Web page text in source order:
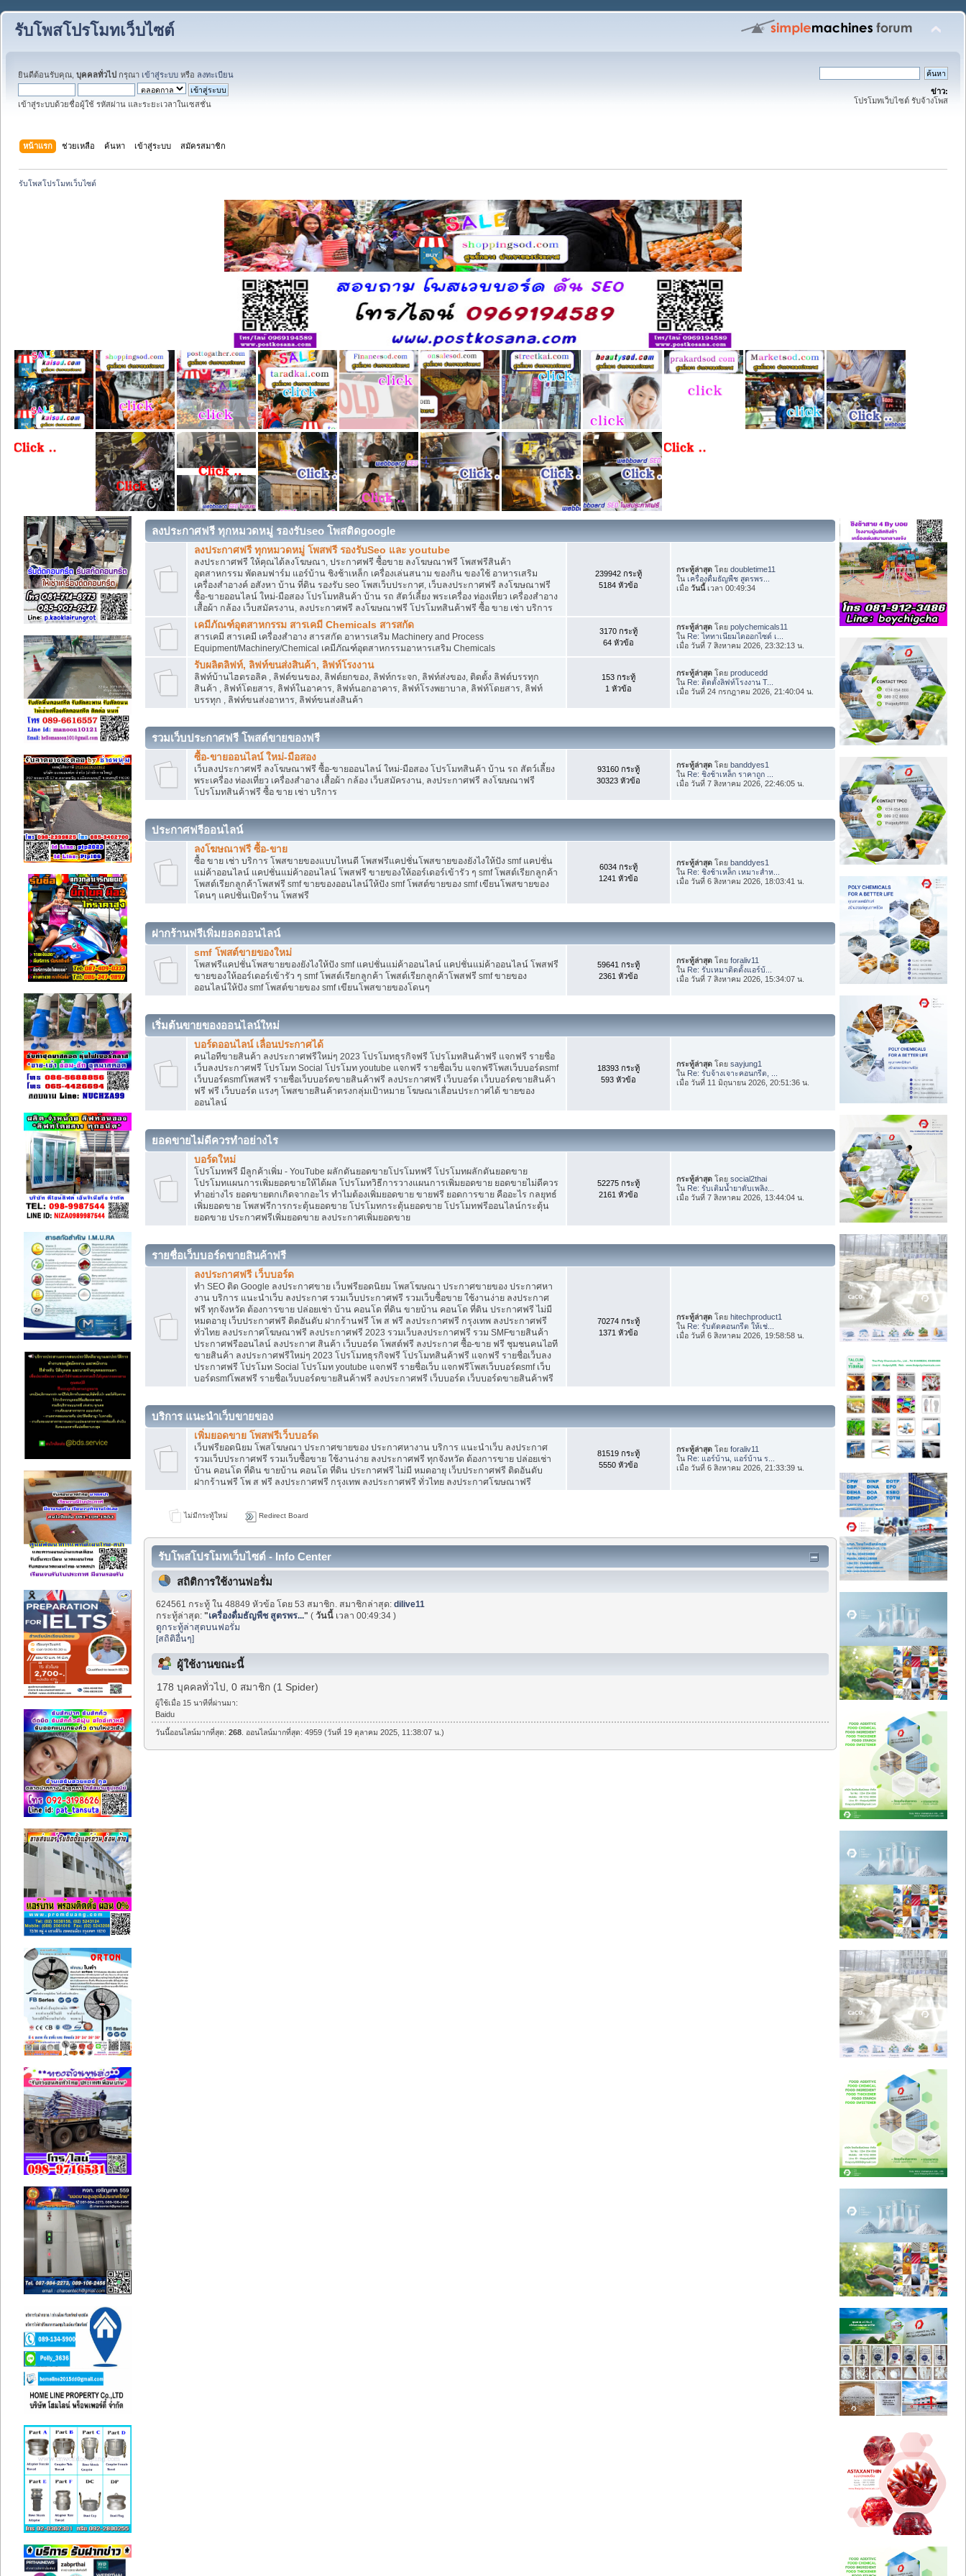
รับโพสโปรโมทเว็บไซต์
ยินดีต้อนรับคุณ, บุคคลทั่วไป กรุณา เข้าสู่ระบบ หรือ ลงทะเบียน
เข้าสู่ระบบด้วยชื่อผู้ใช้ รหัสผ่าน และระยะเวลาในเซสชั่น
ข่าว:
โปรโมทเว็บไซต์ รับจ้างโพส
หน้าแรก ช่วยเหลือ ค้นหา เข้าสู่ระบบ สมัครสมาชิก
รับโพสโปรโมทเว็บไซต์
ลงประกาศฟรี ทุกหมวดหมู่ รองรับseo โพสติดgoogle
ลงประกาศฟรี ทุกหมวดหมู่ โพสฟรี รองรับSeo และ youtube
ลงประกาศฟรี ให้คุณได้ลงโฆษณา, ประกาศฟรี ซื้อขาย ลงโฆษณาฟรี โพสฟรีสินค้า
อุตสาหกรรม พัดลมฟาร์ม แอร์บ้าน ชิงช้าเหล็ก เครื่องเล่นสนาม ของกิน ของใช้ อาหารเสริม
เครื่องสำอางค์ อสังหา บ้าน ที่ดิน รองรับ seo โพสเว็บประกาศ, เว็บลงประกาศฟรี ลงโฆษณาฟรี
ซื้อ-ขายออนไลน์ ใหม่-มือสอง โปรโมทสินค้า บ้าน รถ สัตว์เลี้ยง พระเครื่อง ท่องเที่ยว เครื่องสำอาง
เสื้อผ้า กล้อง เว็บสมัครงาน, ลงประกาศฟรี ลงโฆษณาฟรี โปรโมทสินค้าฟรี ซื้อ ขาย เช่า บริการ
239942 กระทู้
5184 หัวข้อ
กระทู้ล่าสุด โดยdoubletime11
ในเครื่องดื่มธัญพืช สูตรพร...
เมื่อวันนี้เวลา 00:49:34
เคมีภัณฑ์อุตสาหกรรม สารเคมี Chemicals สารสกัด
สารเคมี สารเคมี เครื่องสำอาง สารสกัด อาหารเสริม Machinery and Process
Equipment/Machinery/Chemical เคมีภัณฑ์อุตสาหกรรมอาหารเสริม Chemicals
3170 กระทู้
64 หัวข้อ
กระทู้ล่าสุด โดยpolychemicals11
ใน Re: ไททาเนียมไดออกไซด์ เ...
เมื่อ วันที่ 7 สิงหาคม 2026, 23:32:13 น.
รับผลิตลิฟท์, ลิฟท์ขนส่งสินค้า, ลิฟท์โรงงาน
ลิฟท์บ้านไฮดรอลิค , ลิฟต์ขนของ, ลิฟต์ยกของ, ลิฟท์กระจก, ลิฟท์ส่งของ, ติดตั้ง ลิฟต์บรรทุก
สินค้า , ลิฟท์โดยสาร, ลิฟท์ในอาคาร, ลิฟท์นอกอาคาร, ลิฟท์โรงพยาบาล, ลิฟท์โดยสาร, ลิฟท์
บรรทุก , ลิฟท์ขนส่งอาหาร, ลิฟท์ขนส่งสินค้า
153 กระทู้
1 หัวข้อ
กระทู้ล่าสุด โดยproducedd
ใน Re: ติดตั้งลิฟท์โรงงาน T...
เมื่อ วันที่ 24 กรกฎาคม 2026, 21:40:04 น.
รวมเว็บประกาศฟรี โพสต์ขายของฟรี
ซื้อ-ขายออนไลน์ ใหม่-มือสอง
เว็บลงประกาศฟรี ลงโฆษณาฟรี ซื้อ-ขายออนไลน์ ใหม่-มือสอง โปรโมทสินค้า บ้าน รถ สัตว์เลี้ยง
พระเครื่อง ท่องเที่ยว เครื่องสำอาง เสื้อผ้า กล้อง เว็บสมัครงาน, ลงประกาศฟรี ลงโฆษณาฟรี
โปรโมทสินค้าฟรี ซื้อ ขาย เช่า บริการ
93160 กระทู้
30323 หัวข้อ
กระทู้ล่าสุด โดยbanddyes1
ใน Re: ชิงช้าเหล็ก ราคาถูก ...
เมื่อ วันที่ 7 สิงหาคม 2026, 22:46:05 น.
ประกาศฟรีออนไลน์
ลงโฆษณาฟรี ซื้อ-ขาย
ซื้อ ขาย เช่า บริการ โพสขายของแบบไหนดี โพสฟรีแคปชั่นโพสขายของยังไงให้ปัง smf แคปชั่น
แม่ค้าออนไลน์ แคปชั่นแม่ค้าออนไลน์ โพสฟรี ขายของให้ออร์เดอร์เข้ารัว ๆ smf โพสต์เรียกลูกค้า
โพสต์เรียกลูกค้าโพสฟรี smf ขายของออนไลน์ให้ปัง smf โพสต์ขายของ smf เขียนโพสขายของ
โดนๆ แคปชั่นเปิดร้าน โพสฟรี
6034 กระทู้
1241 หัวข้อ
กระทู้ล่าสุด โดยbanddyes1
ใน Re: ชิงช้าเหล็ก เหมาะสำห...
เมื่อ วันที่ 6 สิงหาคม 2026, 18:03:41 น.
ฝากร้านฟรีเพิ่มยอดออนไลน์
smf โพสต์ขายของใหม่
โพสฟรีแคปชั่นโพสขายของยังไงให้ปัง smf แคปชั่นแม่ค้าออนไลน์ แคปชั่นแม่ค้าออนไลน์ โพสฟรี
ขายของให้ออร์เดอร์เข้ารัว ๆ smf โพสต์เรียกลูกค้า โพสต์เรียกลูกค้าโพสฟรี smf ขายของ
ออนไลน์ให้ปัง smf โพสต์ขายของ smf เขียนโพสขายของโดนๆ
59641 กระทู้
2361 หัวข้อ
กระทู้ล่าสุด โดยforaliv11
ใน Re: รับเหมาติดตั้งแอร์บ้...
เมื่อ วันที่ 7 สิงหาคม 2026, 15:34:07 น.
เริ่มต้นขายของออนไลน์ใหม่
บอร์ดออนไลน์ เลื่อนประกาศได้
คนไอทีขายสินค้า ลงประกาศฟรีใหม่ๆ 2023 โปรโมทธุรกิจฟรี โปรโมทสินค้าฟรี แจกฟรี รายชื่อ
เว็บลงประกาศฟรี โปรโมท Social โปรโมท youtube แจกฟรี รายชื่อเว็บ แจกฟรีโพสเว็บบอร์ดsmf
เว็บบอร์ดsmfโพสฟรี รายชื่อเว็บบอร์ดขายสินค้าฟรี ลงประกาศฟรี เว็บบอร์ด เว็บบอร์ดขายสินค้า
ฟรี ฟรี เว็บบอร์ด แรงๆ โพสขายสินค้าตรงกลุ่มเป้าหมาย โฆษณาเลื่อนประกาศได้ ขายของ
ออนไลน์
18393 กระทู้
593 หัวข้อ
กระทู้ล่าสุด โดยsayjung1
ใน Re: รับจ้างเจาะคอนกรีต, ...
เมื่อ วันที่ 11 มิถุนายน 2026, 20:51:36 น.
ยอดขายไม่ดีควรทำอย่างไร
บอร์ดใหม่
โปรโมทฟรี มีลูกค้าเพิ่ม - YouTube ผลักดันยอดขายโปรโมทฟรี โปรโมทผลักดันยอดขาย
โปรโมทแผนการเพิ่มยอดขายให้ได้ผล โปรโมทวิธีการวางแผนการเพิ่มยอดขาย ยอดขายไม่ดีควร
ทำอย่างไร ยอดขายตกเกิดจากอะไร ทำไมต้องเพิ่มยอดขาย ขายฟรี ยอดการขาย คืออะไร กลยุทธ์
เพิ่มยอดขาย โพสฟรีการกระตุ้นยอดขาย โปรโมทกระตุ้นยอดขาย โปรโมทฟรีออนไลน์กระตุ้น
ยอดขาย ประกาศฟรีเพิ่มยอดขาย ลงประกาศเพิ่มยอดขาย
52275 กระทู้
2161 หัวข้อ
กระทู้ล่าสุด โดยsocial2thai
ใน Re: รับเติมน้ำยาดับเพลิง...
เมื่อ วันที่ 7 สิงหาคม 2026, 13:44:04 น.
รายชื่อเว็บบอร์ดขายสินค้าฟรี
ลงประกาศฟรี เว็บบอร์ด
ทำ SEO ติด Google ลงประกาศขาย เว็บฟรียอดนิยม โพสโฆษณา ประกาศขายของ ประกาศหา
งาน บริการ แนะนำเว็บ ลงประกาศ รวมเว็บประกาศฟรี รวมเว็บซื้อขาย ใช้งานง่าย ลงประกาศ
ฟรี ทุกจังหวัด ต้องการขาย ปล่อยเช่า บ้าน คอนโด ที่ดิน ขายบ้าน คอนโด ที่ดิน ประกาศฟรี ไม่มี
หมดอายุ เว็บประกาศฟรี ติดอันดับ ฝากร้านฟรี โพ ส ฟรี ลงประกาศฟรี กรุงเทพ ลงประกาศฟรี
ทั่วไทย ลงประกาศโฆษณาฟรี ลงประกาศฟรี 2023 รวมเว็บลงประกาศฟรี รวม SMFขายสินค้า
ประกาศฟรีออนไลน์ ลงประกาศ สินค้า เว็บบอร์ด โพสต์ฟรี ลงประกาศ ซื้อ-ขาย ฟรี ชุมชนคนไอที
ขายสินค้า ลงประกาศฟรีใหม่ๆ 2023 โปรโมทธุรกิจฟรี โปรโมทสินค้าฟรี แจกฟรี รายชื่อเว็บลง
ประกาศฟรี โปรโมท Social โปรโมท youtube แจกฟรี รายชื่อเว็บ แจกฟรีโพสเว็บบอร์ดsmf เว็บ
บอร์ดsmfโพสฟรี รายชื่อเว็บบอร์ดขายสินค้าฟรี ลงประกาศฟรี เว็บบอร์ด เว็บบอร์ดขายสินค้าฟรี
70274 กระทู้
1371 หัวข้อ
กระทู้ล่าสุด โดยhitechproduct1
ใน Re: รับตัดคอนกรีต ให้เช่...
เมื่อ วันที่ 6 สิงหาคม 2026, 19:58:58 น.
บริการ แนะนำเว็บขายของ
เพิ่มยอดขาย โพสฟรีเว็บบอร์ด
เว็บฟรียอดนิยม โพสโฆษณา ประกาศขายของ ประกาศหางาน บริการ แนะนำเว็บ ลงประกาศ
รวมเว็บประกาศฟรี รวมเว็บซื้อขาย ใช้งานง่าย ลงประกาศฟรี ทุกจังหวัด ต้องการขาย ปล่อยเช่า
บ้าน คอนโด ที่ดิน ขายบ้าน คอนโด ที่ดิน ประกาศฟรี ไม่มี หมดอายุ เว็บประกาศฟรี ติดอันดับ
ฝากร้านฟรี โพ ส ฟรี ลงประกาศฟรี กรุงเทพ ลงประกาศฟรี ทั่วไทย ลงประกาศโฆษณาฟรี
81519 กระทู้
5550 หัวข้อ
กระทู้ล่าสุด โดยforaliv11
ใน Re: แอร์บ้าน, แอร์บ้าน ร...
เมื่อ วันที่ 6 สิงหาคม 2026, 21:33:39 น.
ไม่มีกระทู้ใหม่ Redirect Board
รับโพสโปรโมทเว็บไซต์ - Info Center
สถิติการใช้งานฟอรั่ม
624561 กระทู้ ใน 48849 หัวข้อ โดย 53 สมาชิก. สมาชิกล่าสุด:dilive11
กระทู้ล่าสุด:"เครื่องดื่มธัญพืช สูตรพร..." (วันนี้ เวลา 00:49:34 )
ดูกระทู้ล่าสุดบนฟอรั่ม
[สถิติอื่นๆ]
ผู้ใช้งานขณะนี้
178 บุคคลทั่วไป, 0 สมาชิก (1 Spider)
ผู้ใช้เมื่อ 15 นาทีที่ผ่านมา:
Baidu
วันนี้ออนไลน์มากที่สุด:268 . ออนไลน์มากที่สุด: 4959 (วันที่ 19 ตุลาคม 2025, 11:38:07 น.)